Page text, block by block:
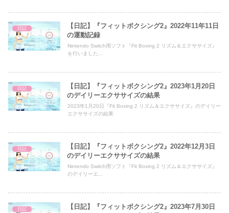
日記
【日記】『フィットボクシング2』2022年11年11日
の運動記録
Nintendo Switch用ソフト『Fit Boxing 2 リズム＆エクササイズ』
を行いました...
日記
【日記】『フィットボクシング2』2023年1月20日
のデイリーエクササイズの結果
2023年1月20日『Fit Boxing 2 リズム＆エクササイズ』のデイリー
エクササイズの結果
日記
【日記】『フィットボクシング2』2022年12月3日
のデイリーエクササイズの結果
Nintendo Switch用ソフト『Fit Boxing 2 リズム＆エクササイズ』
のデイリーエ...
日記
【日記】『フィットボクシング2』2023年7月30日